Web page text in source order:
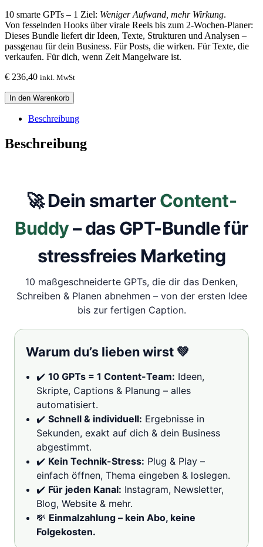
10 smarte GPTs – 1 Ziel: Weniger Aufwand, mehr Wirkung.
Von fesselnden Hooks über virale Reels bis zum 2-Wochen-Planer:
Dieses Bundle liefert dir Ideen, Texte, Strukturen und Analysen –
passgenau für dein Business. Für Posts, die wirken. Für Texte, die
verkaufen. Für dich, wenn Zeit Mangelware ist.
€ 236,40 inkl. MwSt
🧠
Das
ultimative
Bundle
für
[Digital]
Menge
In den Warenkorb
Beschreibung
Beschreibung
🚀 Dein smarterContent-
Buddy– das GPT-Bundle für
stressfreies Marketing
10 maßgeschneiderte GPTs, die dir das Denken,
Schreiben & Planen abnehmen – von der ersten Idee
bis zur fertigen Caption.
Warum du’s lieben wirst 💚
✔️ 10 GPTs = 1 Content-Team: Ideen,
Skripte, Captions & Planung – alles
automatisiert.
✔️ Schnell & individuell: Ergebnisse in
Sekunden, exakt auf dich & dein Business
abgestimmt.
✔️ Kein Technik-Stress: Plug & Play –
einfach öffnen, Thema eingeben & loslegen.
✔️ Für jeden Kanal: Instagram, Newsletter,
Blog, Website & mehr.
💸 Einmalzahlung – kein Abo, keine
Folgekosten.